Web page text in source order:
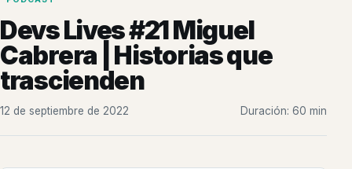
Devs Lives #21 Miguel
Cabrera | Historias que
trascienden
12 de septiembre de 2022 Duración: 60 min